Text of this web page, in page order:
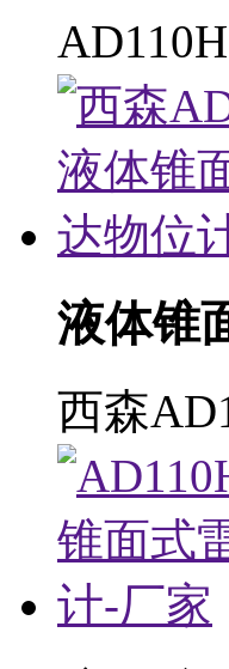
液体锥
西森